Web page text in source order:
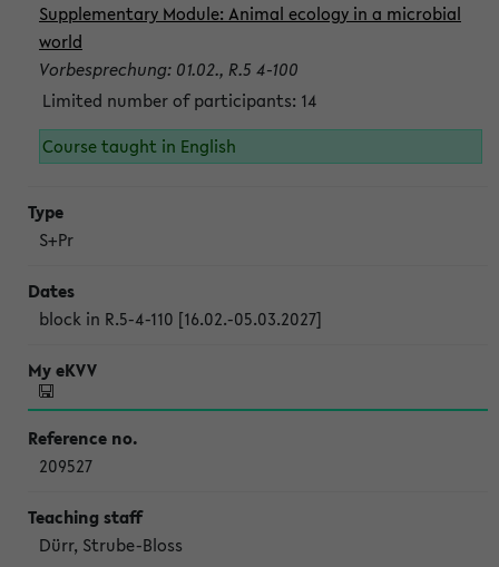
Supplementary Module: Animal ecology in a microbial
world
Vorbesprechung: 01.02., R.5 4-100
Limited number of participants: 14
Course taught in English
S+Pr
block in R.5-4-110 [16.02.-05.03.2027]
209527
Dürr, Strube-Bloss